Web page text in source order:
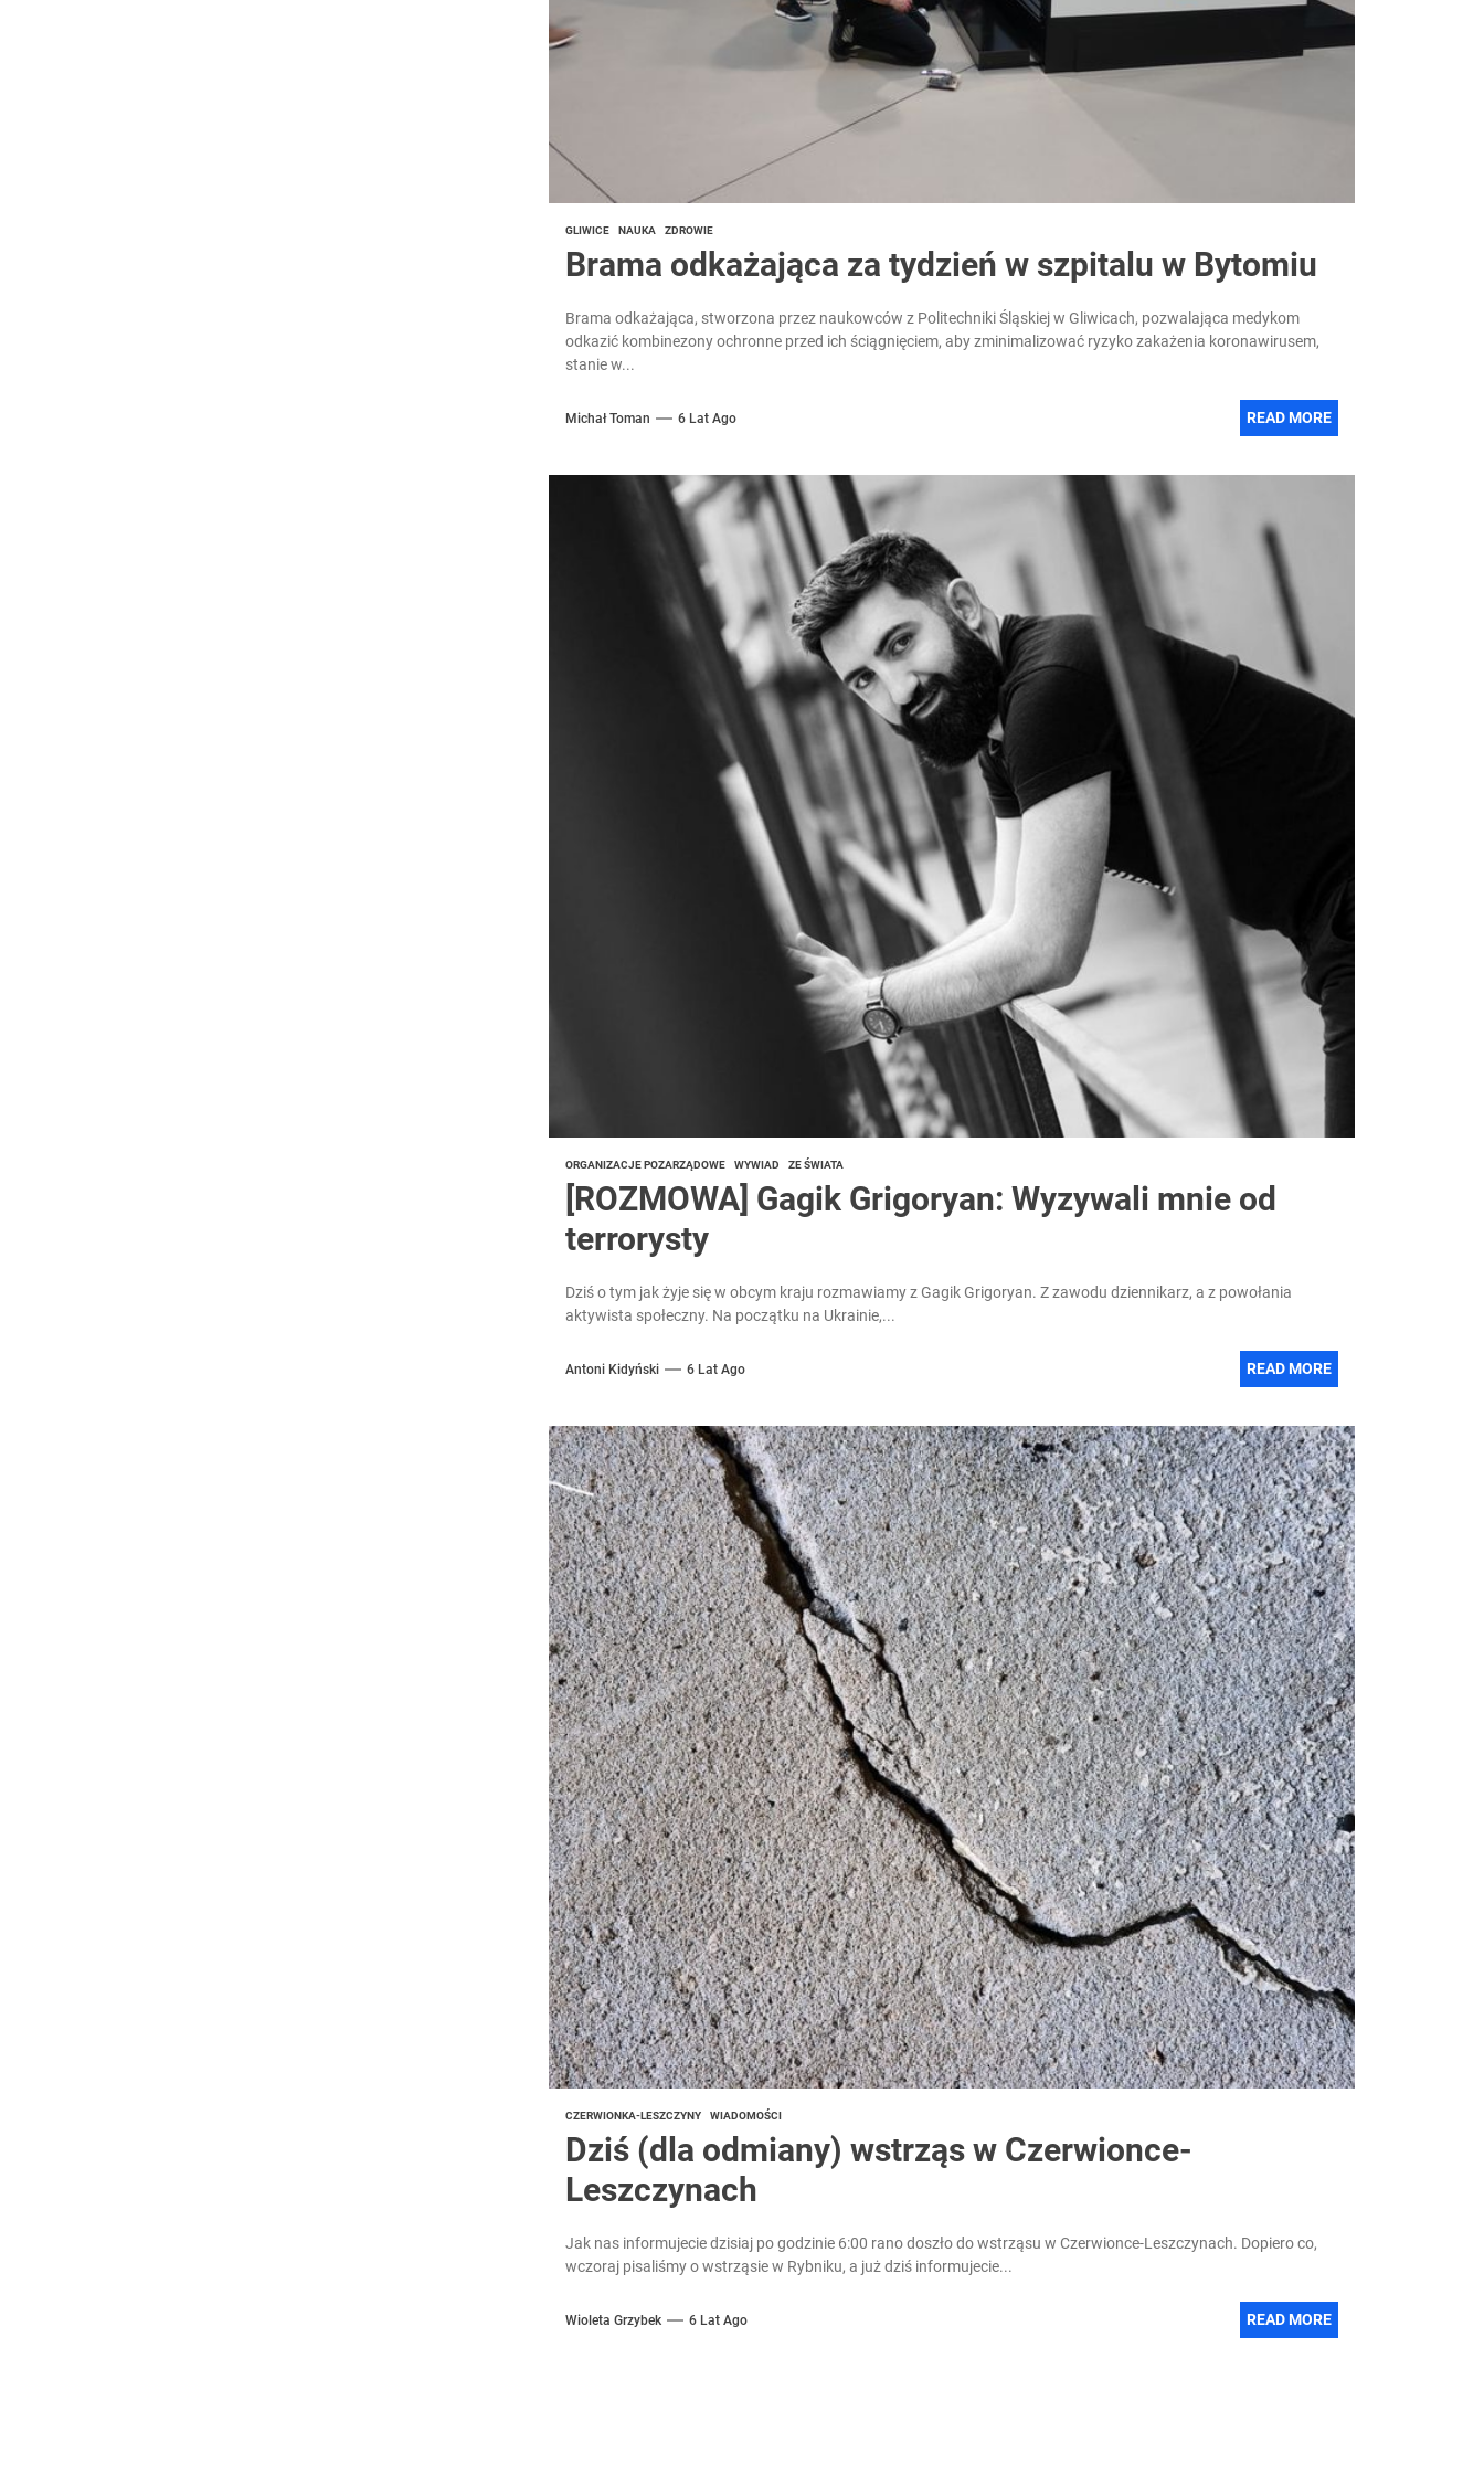
GLIWICE NAUKA ZDROWIE
Brama odkażająca za tydzień w szpitalu w Bytomiu
Brama odkażająca, stworzona przez naukowców z Politechniki Śląskiej w Gliwicach, pozwalająca medykom
odkazić kombinezony ochronne przed ich ściągnięciem, aby zminimalizować ryzyko zakażenia koronawirusem,
stanie w...
Michał Toman 6 Lat Ago READ MORE
ORGANIZACJE POZARZĄDOWE WYWIAD ZE ŚWIATA
[ROZMOWA] Gagik Grigoryan: Wyzywali mnie od
terrorysty
Dziś o tym jak żyje się w obcym kraju rozmawiamy z Gagik Grigoryan. Z zawodu dziennikarz, a z powołania
aktywista społeczny. Na początku na Ukrainie,...
Antoni Kidyński 6 Lat Ago READ MORE
CZERWIONKA-LESZCZYNY WIADOMOŚCI
Dziś (dla odmiany) wstrząs w Czerwionce-
Leszczynach
Jak nas informujecie dzisiaj po godzinie 6:00 rano doszło do wstrząsu w Czerwionce-Leszczynach. Dopiero co,
wczoraj pisaliśmy o wstrząsie w Rybniku, a już dziś informujecie...
Wioleta Grzybek 6 Lat Ago READ MORE